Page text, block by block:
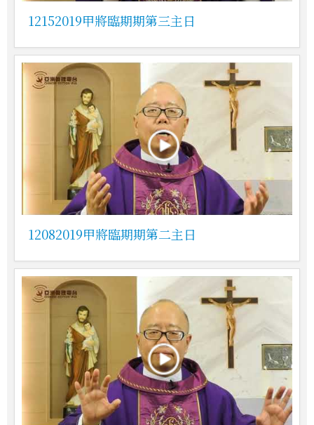
12152019甲將臨期期第三主日
12082019甲將臨期期第二主日